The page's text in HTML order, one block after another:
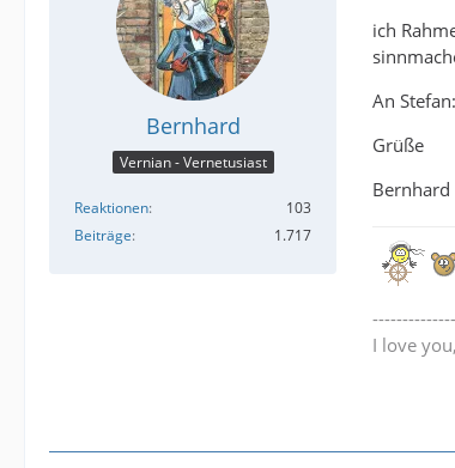
Bernhard
Vernian - Vernetusiast
Reaktionen
103
Beiträge
1.717
ich
An
Grüße
Bernhard
I love